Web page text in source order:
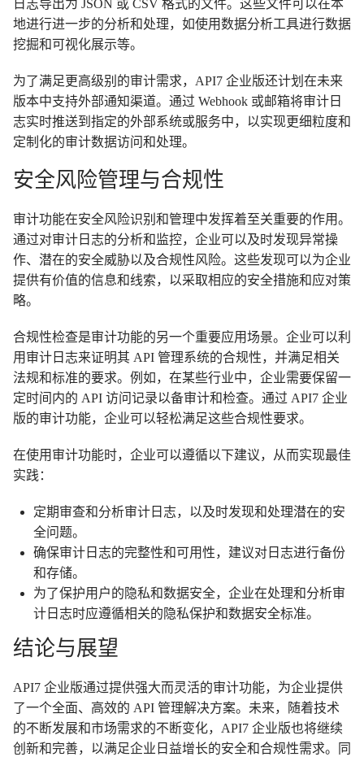
日志导出为 JSON 或 CSV 格式的文件。这些文件可以在本
地进行进一步的分析和处理，如使用数据分析工具进行数据
挖掘和可视化展示等。
为了满足更高级别的审计需求，API7 企业版还计划在未来
版本中支持外部通知渠道。通过 Webhook 或邮箱将审计日
志实时推送到指定的外部系统或服务中，以实现更细粒度和
定制化的审计数据访问和处理。
安全风险管理与合规性
审计功能在安全风险识别和管理中发挥着至关重要的作用。
通过对审计日志的分析和监控，企业可以及时发现异常操
作、潜在的安全威胁以及合规性风险。这些发现可以为企业
提供有价值的信息和线索，以采取相应的安全措施和应对策
略。
合规性检查是审计功能的另一个重要应用场景。企业可以利
用审计日志来证明其 API 管理系统的合规性，并满足相关
法规和标准的要求。例如，在某些行业中，企业需要保留一
定时间内的 API 访问记录以备审计和检查。通过 API7 企业
版的审计功能，企业可以轻松满足这些合规性要求。
在使用审计功能时，企业可以遵循以下建议，从而实现最佳
实践：
定期审查和分析审计日志，以及时发现和处理潜在的安
全问题。
确保审计日志的完整性和可用性，建议对日志进行备份
和存储。
为了保护用户的隐私和数据安全，企业在处理和分析审
计日志时应遵循相关的隐私保护和数据安全标准。
结论与展望
API7 企业版通过提供强大而灵活的审计功能，为企业提供
了一个全面、高效的 API 管理解决方案。未来，随着技术
的不断发展和市场需求的不断变化，API7 企业版也将继续
创新和完善，以满足企业日益增长的安全和合规性需求。同